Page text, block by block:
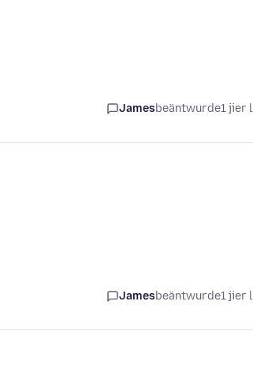
Jamesbeäntwurde1 jier
Jamesbeäntwurde1 jier